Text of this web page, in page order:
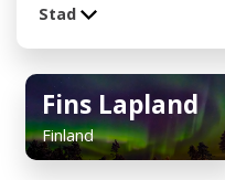
Stad
Fins Lapland
Finland